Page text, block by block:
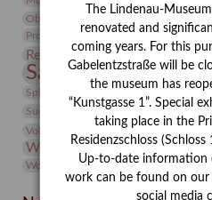
Objekt im Fokus
Provenienz
Restaurierung Rudi
Sammlung Samstagszeichner
Sphinx
studio Studio
Suermondt-Ludwig-Museum
Volontariat
Walter Rheiner
Werkbetrachtung Winter
Wolf und Hund
Zirkuswoche
The Lindenau-
renovated and
coming years. For this
Gabelentzstraße will be
the museum has
“Kunstgasse 1”. Special
taking place in the
Residenzschloss
Up-to-date information
work can be found on our
social media